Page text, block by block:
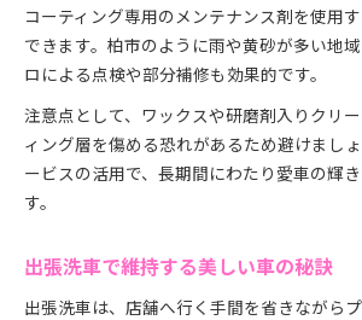
コーティング専用のメンテナンス剤を使用
できます。柏市のように雨や黄砂が多い地
ロによる点検や部分補修も効果的です。
注意点として、ワックスや研磨剤入りクリ
ィング層を傷める恐れがあるため避けまし
ービスの活用で、長期間にわたり愛車の輝
す。
出張洗車で維持する美しい車の秘訣
出張洗車は、店舗へ行く手間を省きながら